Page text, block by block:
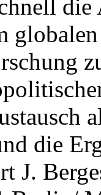
die
die
J.